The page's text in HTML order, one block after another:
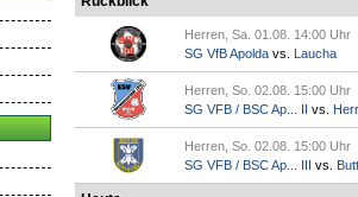
Herren, Sa. 01.08. 14:00 Uhr
SG VfB Apolda vs. Laucha
Herren, So. 02.08. 15:00 Uhr
SG VFB / BSC Ap... II vs.
Herren, So. 02.08. 15:00 Uhr
SG VFB / BSC Ap... III vs.